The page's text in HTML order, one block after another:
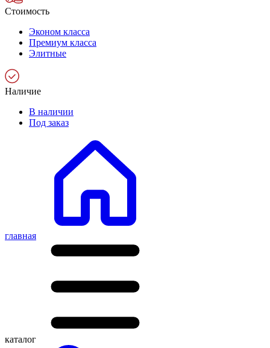
Стоимость
Эконом класса
Премиум класса
Элитные
Наличие
В наличии
Под заказ
главная
каталог